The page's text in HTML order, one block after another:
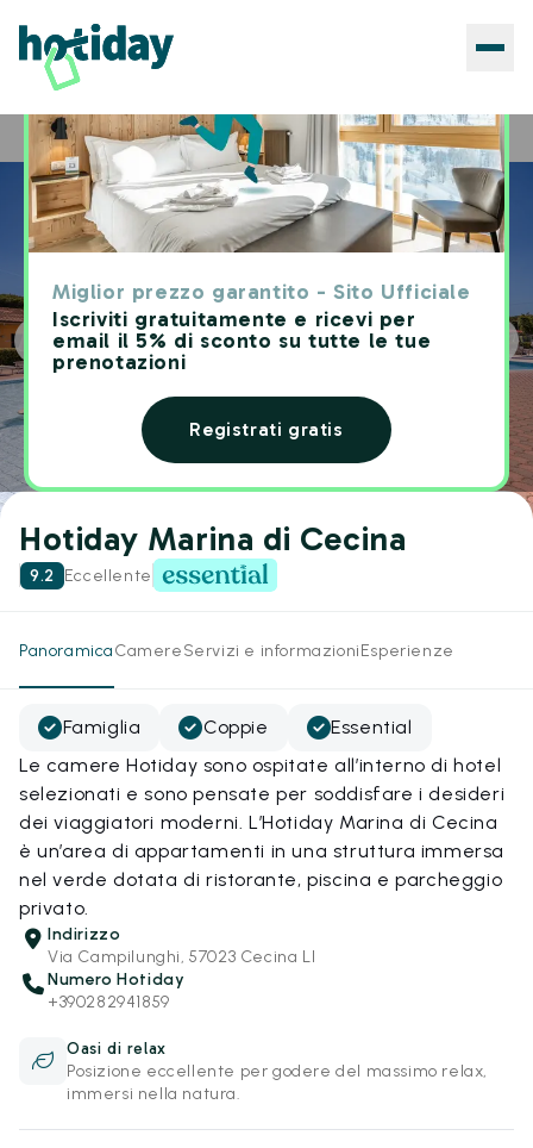
Miglior prezzo garantito - Sito Ufficiale
Iscriviti gratuitamente e ricevi per
email il 5% di sconto su tutte le tue
prenotazioni
Registrati gratis
Home Hotels Hotiday Marina di Cecina
Hotiday Marina di Cecina
9.2 Eccellente
PanoramicaCamereServizi e informazioniEsperienze
Famiglia Coppie
Essential
Le camere Hotiday sono ospitate all’interno di hotel
selezionati e sono pensate per soddisfare i desideri
dei viaggiatori moderni. L’Hotiday Marina di Cecina
è un’area di appartamenti in una struttura immersa
nel verde dotata di ristorante, piscina e parcheggio
privato.
Indirizzo
Via Campilunghi, 57023 Cecina LI
Numero Hotiday
+390282941859
Oasi di relax
Posizione eccellente per godere del massimo relax,
immersi nella natura.